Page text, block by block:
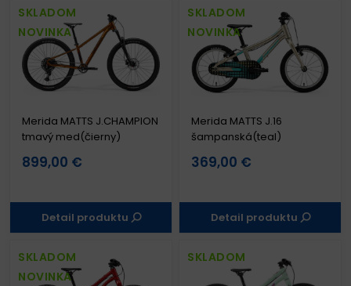
SKLADOM
NOVINKA
Merida MATTS J.CHAMPION
tmavý med(čierny)
899,00 €
Detail produktu
SKLADOM
NOVINKA
Merida MATTS J.16
šampanská(teal)
369,00 €
Detail produktu
SKLADOM
NOVINKA
SKLADOM